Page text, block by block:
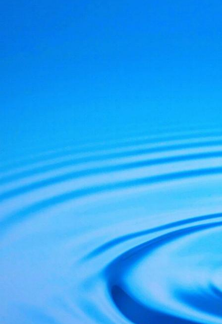
Ouvrons les yeux
Michel Ribes.